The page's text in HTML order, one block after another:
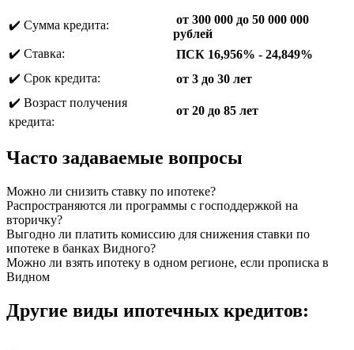
✔️ Сумма кредита:
от 300 000 до 50 000 000
рублей
✔️ Ставка:
ПСК 16,956% - 24,849%
✔️ Срок кредита:
от 3 до 30 лет
✔️ Возраст получения
кредита:
от 20 до 85 лет
Часто задаваемые вопросы
Можно ли снизить ставку по ипотеке?
Распространяются ли программы с господдержкой на
вторичку?
Выгодно ли платить комиссию для снижения ставки по
ипотеке в банках Видного?
Можно ли взять ипотеку в одном регионе, если прописка в
Видном
Другие виды ипотечных кредитов: